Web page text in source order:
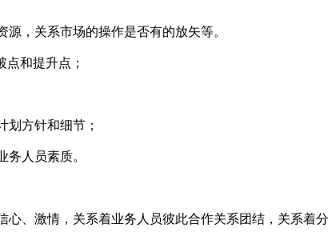
，关系市场的操作是否有的放矢等。
和提升点；
方针和细节；
人员素质。
、激情，关系着业务人员彼此合作关系团结，关系着分